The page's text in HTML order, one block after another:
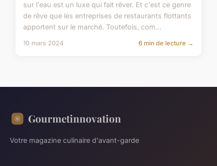
sur l'eau est un luxe qui fait rêver. Et c'est ce genre
de rêve que les entreprises de restaurants flottants
apportent sur le marché. Toutefois, com...
10 mars 2024 6 min de lecture →
Gourmetinnovation
Votre magazine culinaire d'avant-garde